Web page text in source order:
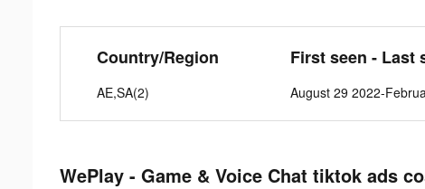
Country/Region
AE,SA(2)
First seen - Last
August 29 2022-
WePlay - Game & Voice Chat tiktok ads